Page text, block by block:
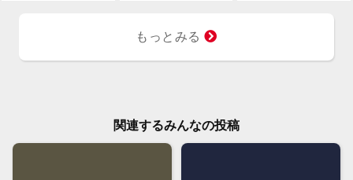
もっとみる
関連するみんなの投稿